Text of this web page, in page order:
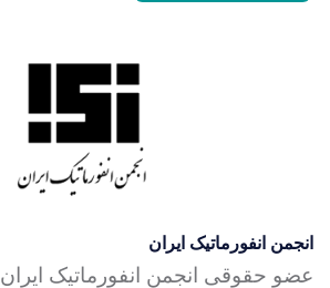
انجمن انفورماتیک ایران
عضو حقوقی انجمن انفورماتیک ایران